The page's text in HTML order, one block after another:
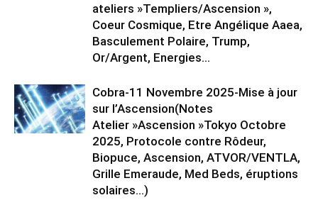
ateliers »Templiers/Ascension »,
Coeur Cosmique, Etre Angélique Aaea,
Basculement Polaire, Trump,
Or/Argent, Energies...
Cobra-11 Novembre 2025-Mise à jour
sur l’Ascension(Notes
Atelier »Ascension »Tokyo Octobre
2025, Protocole contre Rôdeur,
Biopuce, Ascension, ATVOR/VENTLA,
Grille Emeraude, Med Beds, éruptions
solaires…)